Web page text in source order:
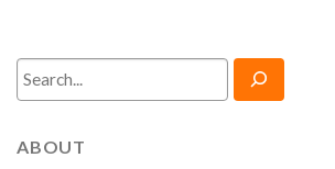
Search
ABOUT